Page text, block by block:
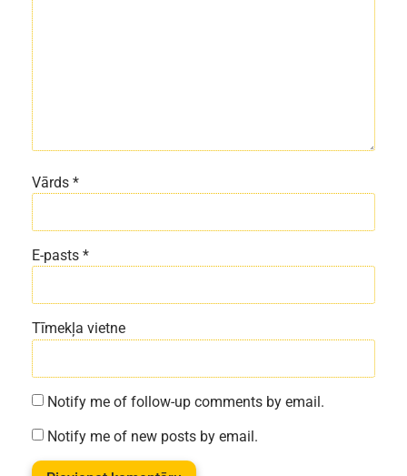
Vārds *
E-pasts *
Tīmekļa vietne
Notify me of follow-up comments by email.
Notify me of new posts by email.